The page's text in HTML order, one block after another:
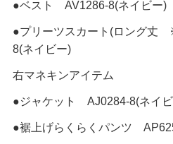
●ベスト AV1286-8(ネイビー)
●プリーツスカート(ロング
8(ネイビー)
右マネキンアイテム
●ジャケット AJ0284-8(ネイ
●裾上げらくらくパンツ